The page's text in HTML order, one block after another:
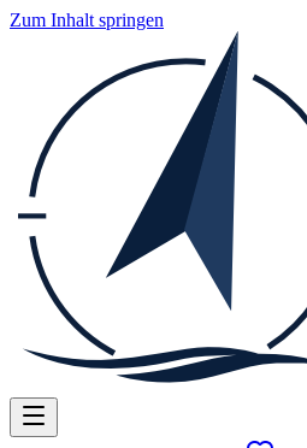
Zum Inhalt springen